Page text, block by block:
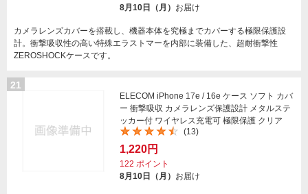
8月10日（月） お届け
カメラレンズカバーを搭載し、機器本体を究極までカバーする極限保護設
計。衝撃吸収性の高い特殊エラストマーを内部に装備した、超耐衝撃性
ZEROSHOCKケースです。
21
ELECOM iPhone 17e / 16e ケース ソフト カバ
ー 衝撃吸収 カメラレンズ保護設計 メタルステ
ッカー付 ワイヤレス充電可 極限保護 クリア
(13)
1,220円
122 ポイント
8月10日（月） お届け